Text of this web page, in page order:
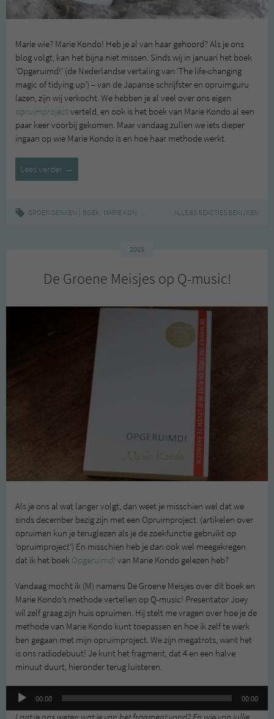
Marie wie? Marie Kondo! Heb je al van haar gehoord? Als je ons
blog volgt, kan het bijna niet missen. Sinds wij in januari het boek
‘Opgeruimd!’ (de Nederlandse vertaling van ‘The life-changing
magic of tidying up’) – van de Japanse schrijfster en opruimguru
lazen, zijn wij verkocht. We hebben je al veel over ons eigen
opruimproject verteld, en ook is het boek van Marie Kondo al een
paar keer voorbij gekomen. Maar vandaag zullen we iets dieper
ingaan op wie Marie Kondo is en hoe haar methode werkt.
Lees verder Marie
Kondo
→
GROEN DENKEN BOEK, MARIE KONDO MINIMALISME,OPGERUIMD,OPRUIMEN
ALLE 63 REACTIES BEKIJKEN
2015
De Groene Meisjes op Q-music!
Als je ons al wat langer volgt, dan weet je misschien wel dat we
sinds december bezig zijn met een Opruimproject. (artikelen over
opruimen kun je teruglezen als je de zoekfunctie gebruikt op
‘opruimproject’) En misschien heb je dan ook wel meegekregen
dat ik het boek Opgeruimd! van Marie Kondo gelezen heb?
Vandaag mocht ik (M) namens De Groene Meisjes over dit boek en
Marie Kondo’s methode vertellen op Q-music! Presentator Joey
wil zelf graag zijn huis opruimen. Hij stelt me vragen over hoe je de
methode van Marie Kondo kunt toepassen en hoe ik zelf te werk
ben gegaan met mijn opruimproject. We zijn megatrots, want het
is ons radiodebuut! Je kunt het fragment, dat 4 en een halve
minuut duurt, hieronder terug luisteren.
Audiospeler
00:00 00:00